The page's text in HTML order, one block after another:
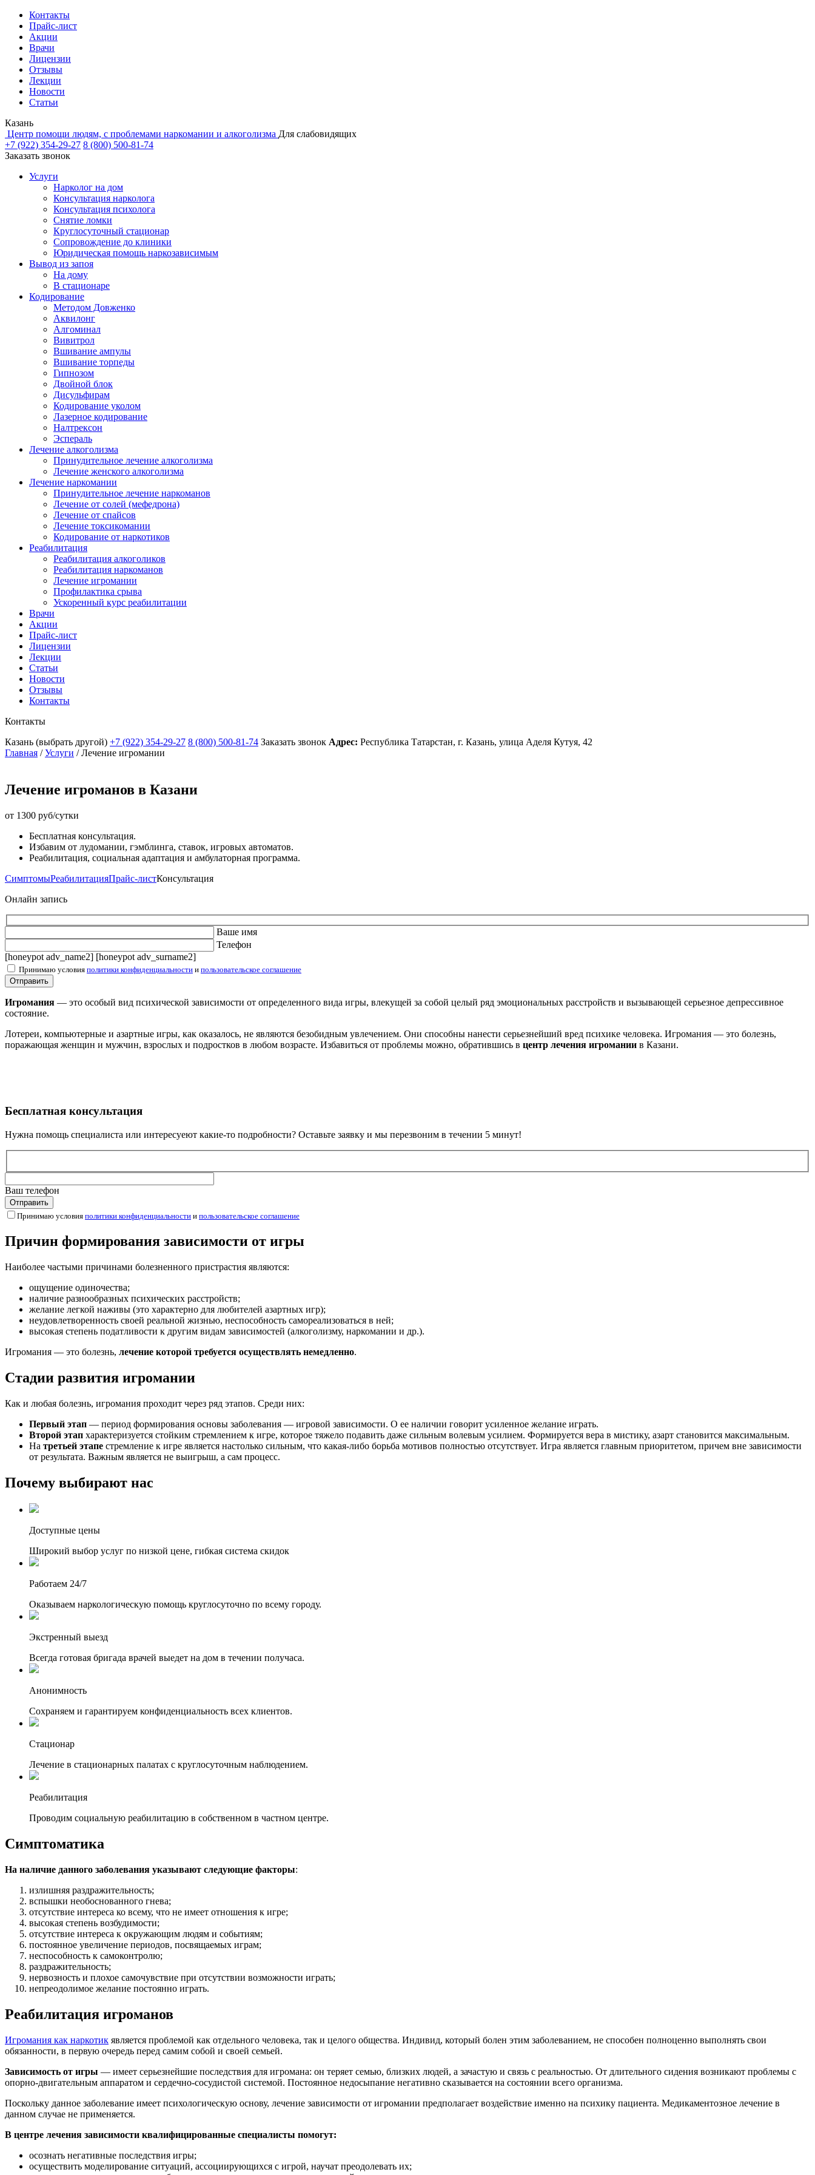
Контакты
Прайс-лист
Акции
Врачи
Лицензии
Отзывы
Лекции
Новости
Статьи
Казань
Центр помощи людям, с проблемами наркомании и алкоголизма Для слабовидящих
+7 (922) 354-29-27 8 (800) 500-81-74
Заказать звонок
Услуги
Нарколог на дом
Консультация нарколога
Консультация психолога
Снятие ломки
Круглосуточный стационар
Сопровождение до клиники
Юридическая помощь наркозависимым
Вывод из запоя
На дому
В стационаре
Кодирование
Методом Довженко
Аквилонг
Алгоминал
Вивитрол
Вшивание ампулы
Вшивание торпеды
Гипнозом
Двойной блок
Дисульфирам
Кодирование уколом
Лазерное кодирование
Налтрексон
Эспераль
Лечение алкоголизма
Принудительное лечение алкоголизма
Лечение женского алкоголизма
Лечение наркомании
Принудительное лечение наркоманов
Лечение от солей (мефедрона)
Лечение от спайсов
Лечение токсикомании
Кодирование от наркотиков
Реабилитация
Реабилитация алкоголиков
Реабилитация наркоманов
Лечение игромании
Профилактика срыва
Ускоренный курс реабилитации
Врачи
Акции
Прайс-лист
Лицензии
Лекции
Статьи
Новости
Отзывы
Контакты
Контакты
Казань (выбрать другой) +7 (922) 354-29-27 8 (800) 500-81-74 Заказать звонок Адрес: Республика Татарстан, г. Казань, улица Аделя Кутуя, 42
Главная /Услуги /Лечение игромании
Лечение игроманов в Казани
от 1300 руб/сутки
Бесплатная консультация.
Избавим от лудомании, гэмблинга, ставок, игровых автоматов.
Реабилитация, социальная адаптация и амбулаторная программа.
СимптомыРеабилитацияПрайс-листКонсультация
Онлайн запись
Ваше имя
Телефон
[honeypot adv_name2] [honeypot adv_surname2]
Принимаю условия политики конфиденциальности и пользовательское соглашение
Игромания — это особый вид психической зависимости от определенного вида игры, влекущей за собой целый ряд эмоциональных расстройств и вызывающей серьезное депрессивное
состояние.
Лотереи, компьютерные и азартные игры, как оказалось, не являются безобидным увлечением. Они способны нанести серьезнейший вред психике человека. Игромания — это болезнь,
поражающая женщин и мужчин, взрослых и подростков в любом возрасте. Избавиться от проблемы можно, обратившись в центр лечения игромании в Казани.
Бесплатная консультация
Нужна помощь специалиста или интересуеют какие-то подробности? Оставьте заявку и мы перезвоним в течении 5 минут!
Ваш телефон
Принимаю условия политики конфиденциальности и пользовательское соглашение
Причин формирования зависимости от игры
Наиболее частыми причинами болезненного пристрастия являются:
ощущение одиночества;
наличие разнообразных психических расстройств;
желание легкой наживы (это характерно для любителей азартных игр);
неудовлетворенность своей реальной жизнью, неспособность самореализоваться в ней;
высокая степень податливости к другим видам зависимостей (алкоголизму, наркомании и др.).
Игромания — это болезнь, лечение которой требуется осуществлять немедленно.
Стадии развития игромании
Как и любая болезнь, игромания проходит через ряд этапов. Среди них:
Первый этап — период формирования основы заболевания — игровой зависимости. О ее наличии говорит усиленное желание играть.
Второй этап характеризуется стойким стремлением к игре, которое тяжело подавить даже сильным волевым усилием. Формируется вера в мистику, азарт становится максимальным.
На третьей этапе стремление к игре является настолько сильным, что какая-либо борьба мотивов полностью отсутствует. Игра является главным приоритетом, причем вне зависимости
от результата. Важным является не выигрыш, а сам процесс.
Почему выбирают нас
Доступные цены
Широкий выбор услуг по низкой цене, гибкая система скидок
Работаем 24/7
Оказываем наркологическую помощь круглосуточно по всему городу.
Экстренный выезд
Всегда готовая бригада врачей выедет на дом в течении получаса.
Анонимность
Сохраняем и гарантируем конфиденциальность всех клиентов.
Стационар
Лечение в стационарных палатах с круглосуточным наблюдением.
Реабилитация
Проводим социальную реабилитацию в собственном в частном центре.
Симптоматика
На наличие данного заболевания указывают следующие факторы:
излишняя раздражительность;
вспышки необоснованного гнева;
отсутствие интереса ко всему, что не имеет отношения к игре;
высокая степень возбудимости;
отсутствие интереса к окружающим людям и событиям;
постоянное увеличение периодов, посвящаемых играм;
неспособность к самоконтролю;
раздражительность;
нервозность и плохое самочувствие при отсутствии возможности играть;
непреодолимое желание постоянно играть.
Реабилитация игроманов
Игромания как наркотик является проблемой как отдельного человека, так и целого общества. Индивид, который болен этим заболеванием, не способен полноценно выполнять свои
обязанности, в первую очередь перед самим собой и своей семьей.
Зависимость от игры — имеет серьезнейшие последствия для игромана: он теряет семью, близких людей, а зачастую и связь с реальностью. От длительного сидения возникают проблемы с
опорно-двигательным аппаратом и сердечно-сосудистой системой. Постоянное недосыпание негативно сказывается на состоянии всего организма.
Поскольку данное заболевание имеет психологическую основу, лечение зависимости от игромании предполагает воздействие именно на психику пациента. Медикаментозное лечение в
данном случае не применяется.
В центре лечения зависимости квалифицированные специалисты помогут:
осознать негативные последствия игры;
осуществить моделирование ситуаций, ассоциирующихся с игрой, научат преодолевать их;